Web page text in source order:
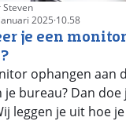
Steven
2025·10.58
je een
ophangen aan
je bureau? Dan
leggen je uit hoe je